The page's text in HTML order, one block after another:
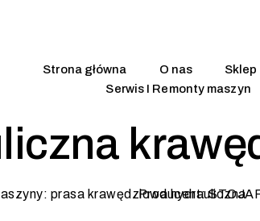
Strona główna O nas Sklep
Serwis I Remonty maszyn
prasa krawędziowa hydrauliczna
Producent: